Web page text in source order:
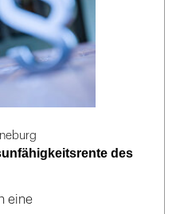
des
eine